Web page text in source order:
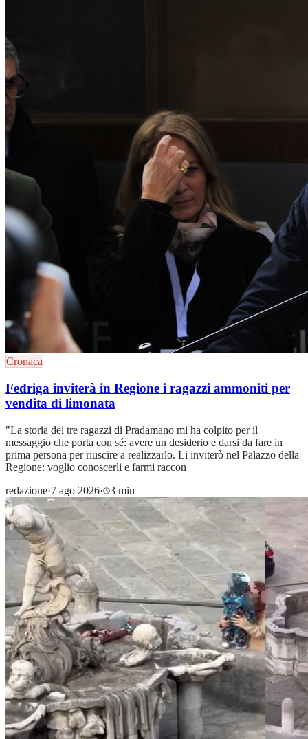
Cronaca
Fedriga inviterà in Regione i ragazzi ammoniti per
vendita di limonata
"La storia dei tre ragazzi di Pradamano mi ha colpito per il
messaggio che porta con sé: avere un desiderio e darsi da fare in
prima persona per riuscire a realizzarlo. Li inviterò nel Palazzo della
Regione: voglio conoscerli e farmi raccon
redazione·7 ago 2026· 3 min